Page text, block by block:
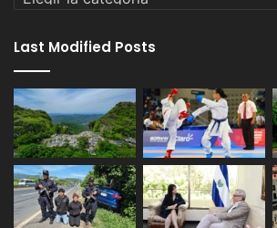
Last Modified Posts